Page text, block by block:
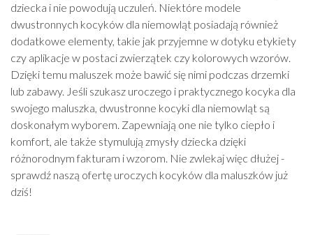
dziecka i nie powodują uczuleń. Niektóre modele
dwustronnych kocyków dla niemowląt posiadają również
dodatkowe elementy, takie jak przyjemne w dotyku etykiety
czy aplikacje w postaci zwierzątek czy kolorowych wzorów.
Dzięki temu maluszek może bawić się nimi podczas drzemki
lub zabawy. Jeśli szukasz uroczego i praktycznego kocyka dla
swojego maluszka, dwustronne kocyki dla niemowląt są
doskonałym wyborem. Zapewniają one nie tylko ciepło i
komfort, ale także stymulują zmysły dziecka dzięki
różnorodnym fakturam i wzorom. Nie zwlekaj więc dłużej -
sprawdź naszą ofertę uroczych kocyków dla maluszków już
dziś!